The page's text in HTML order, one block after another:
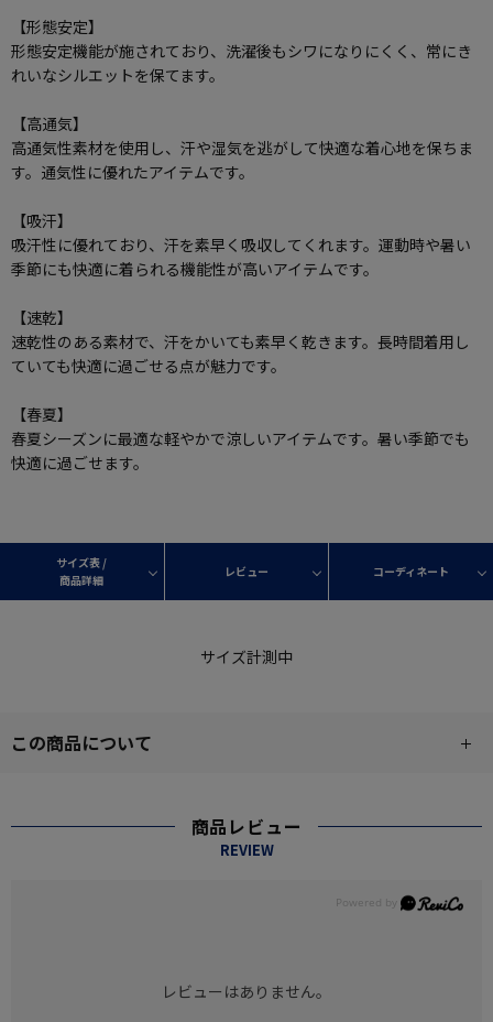
【形態安定】
形態安定機能が施されており、洗濯後もシワになりにくく、常にき
れいなシルエットを保てます。
【高通気】
高通気性素材を使用し、汗や湿気を逃がして快適な着心地を保ちま
す。通気性に優れたアイテムです。
【吸汗】
吸汗性に優れており、汗を素早く吸収してくれます。運動時や暑い
季節にも快適に着られる機能性が高いアイテムです。
【速乾】
速乾性のある素材で、汗をかいても素早く乾きます。長時間着用し
ていても快適に過ごせる点が魅力です。
【春夏】
春夏シーズンに最適な軽やかで涼しいアイテムです。暑い季節でも
快適に過ごせます。
サイズ表 /
商品詳細
レビュー コーディネート
サイズ計測中
この商品について
商品レビュー
REVIEW
レビューはありません。